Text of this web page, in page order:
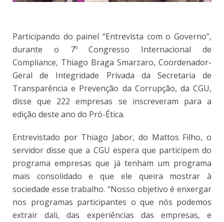
Participando do painel “Entrevista com o Governo”,
durante o 7º Congresso Internacional de
Compliance, Thiago Braga Smarzaro, Coordenador-
Geral de Integridade Privada da Secretaria de
Transparência e Prevenção da Corrupção, da CGU,
disse que 222 empresas se inscreveram para a
edição deste ano do Pró-Ética.
Entrevistado por Thiago Jabor, do Mattos Filho, o
servidor disse que a CGU espera que participem do
programa empresas que já tenham um programa
mais consolidado e que ele queira mostrar à
sociedade esse trabalho. “Nosso objetivo é enxergar
nos programas participantes o que nós podemos
extrair dali, das experiências das empresas, e